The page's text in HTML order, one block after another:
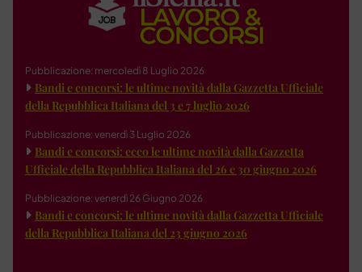
Pubblicazione: mercoledì 8 Luglio 2026
Bandi e concorsi: le ultime novità dalla Gazzetta Ufficiale
della Repubblica Italiana del 3 e 7 luglio 2026
Pubblicazione: venerdì 3 Luglio 2026
Bandi e concorsi: ecco le ultime novità dalla Gazzetta
Ufficiale della Repubblica Italiana del 26 e 30 giugno 2026
Pubblicazione: venerdì 26 Giugno 2026
Bandi e concorsi: le ultime novità dalla Gazzetta Ufficiale
della Repubblica Italiana del 23 giugno 2026